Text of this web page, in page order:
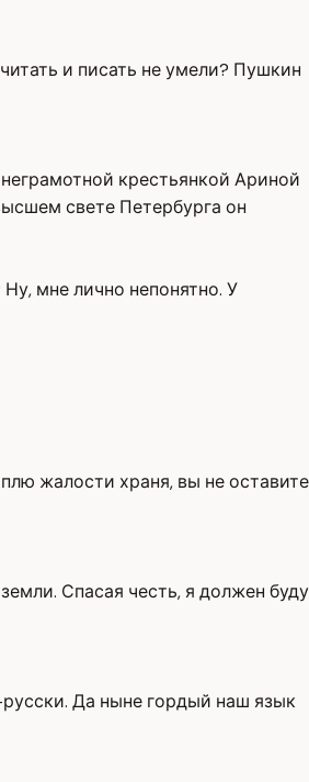
и писать не умели? Пушкин
крестьянкой Ариной
свете Петербурга он
мне лично непонятно. У
жалости храня, вы не оставите
Спасая честь, я должен буду
Да ныне гордый наш язык